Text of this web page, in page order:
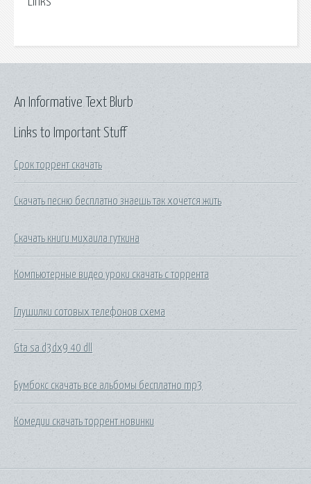
Links to Important Stuff
Срок торрент скачать
Скачать песню бесплатно знаешь так хочется жить
Скачать книги михаила гуткина
Компьютерные видео уроки скачать с торрента
Глушилки сотовых телефонов схема
Gta sa d3dx9 40 dll
Бумбокс скачать все альбомы бесплатно mp3
Комедии скачать торрент новинки
An Informative Text Blurb